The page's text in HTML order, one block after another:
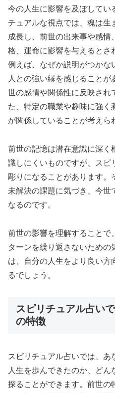
今の人生に影響を及ぼしてい
チュアルな視点では、魂は生
成長し、前世の出来事や感情
格、運命に影響を与えるとさ
例えば、なぜか説明がつかな
人との強い縁を感じること
世の感情や関係性に反映され
た、特定の職業や趣味に強く
が関係していることが考えら
前世の記憶は潜在意識に深く
識しにくいものですが、スピ
彫りになることがあります
未解決の課題に気づき、今世
なるのです。
前世の影響を理解することで
ターンを繰り返さないため
は、自分の人生をより良い方
るでしょう。
スピリチュアル占い
の特徴
スピリチュアル占いでは、
人生を歩んできたのか、ど
探ることができます。前世の